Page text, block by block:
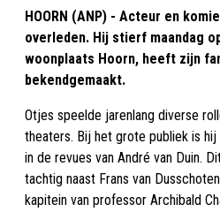
HOORN (ANP) - Acteur en
overleden. Hij stierf maandag
woonplaats Hoorn, heeft zijn
bekendgemaakt.
Otjes speelde jarenlang diverse
theaters. Bij het grote publiek is
in de revues van André van Duin.
tachtig naast Frans van
kapitein van professor Archibald